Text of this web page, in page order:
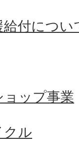
付につい
ップ事業
クル